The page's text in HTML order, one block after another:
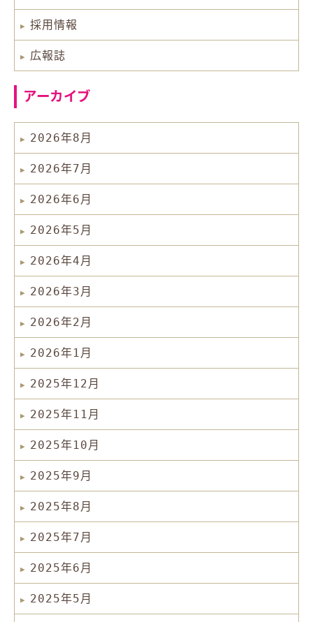
採用情報
広報誌
アーカイブ
2026年8月
2026年7月
2026年6月
2026年5月
2026年4月
2026年3月
2026年2月
2026年1月
2025年12月
2025年11月
2025年10月
2025年9月
2025年8月
2025年7月
2025年6月
2025年5月